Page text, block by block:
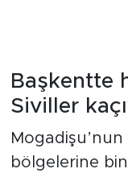
Başkentte
Siviller
bölgelerine